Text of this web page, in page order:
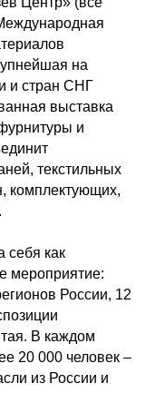
на
и стран СНГ
выставка
и
текстильных
комплектующих,
как
мероприятие:
России, 12
В каждом
20 000 человек –
из России и